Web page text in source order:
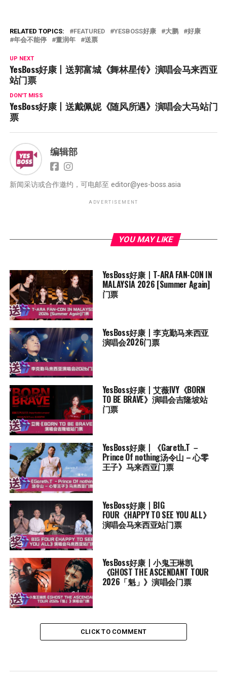
RELATED TOPICS: FEATURED YESBOSS好康 大鹏
好康
年会不能停
董润年 送票
UP NEXT
YesBoss好康丨送郭富城《舞林星传》演唱会马来西亚
站门票
DON'T MISS
YesBoss好康丨送戴佩妮《随风所遇》演唱会大马站门
票
编辑部
新闻采访或合作邀约，可电邮至 editor@yes-boss.asia
ADVERTISEMENT
YOU MAY LIKE
YesBoss好康丨T-ARA FAN-CON IN
MALAYSIA 2026 [Summer Again]
门票
YesBoss好康丨李克勤马来西亚
演唱会2026门票
YesBoss好康丨艾薇IVY《BORN
TO BE BRAVE》演唱会吉隆坡站
门票
YesBoss好康丨《Gareth.T －
Prince Of nothing汤令山 – 心零
王子》马来西亚门票
YesBoss好康丨BIG
FOUR《HAPPY TO SEE YOU ALL》
演唱会马来西亚站门票
YesBoss好康丨小鬼王琳凯
《GHOST THE ASCENDANT TOUR
2026「魁」》演唱会门票
CLICK TO COMMENT